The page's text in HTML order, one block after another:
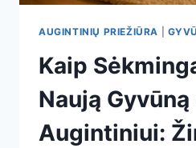
AUGINTINIŲ PRIEŽIŪRA
Kaip
Naują
Augintiniui: